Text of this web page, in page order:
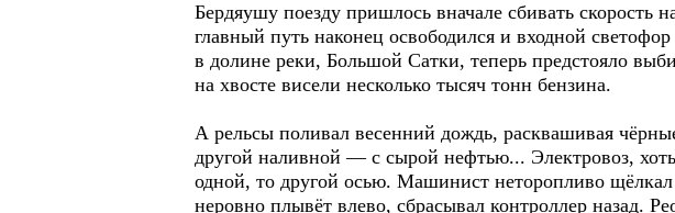
Бердяушу поезду пришлось вначале сбивать
главный путь наконец освободился и входной
в долине реки, Большой Сатки, теперь предстояло
на хвосте висели несколько тысяч тонн бензина.
А рельсы поливал весенний дождь, расквашивая
другой наливной — с сырой нефтью... Электровоз,
одной, то другой осью. Машинист неторопливо щёлкал
неровно плывёт влево, сбрасывал контроллер назад.